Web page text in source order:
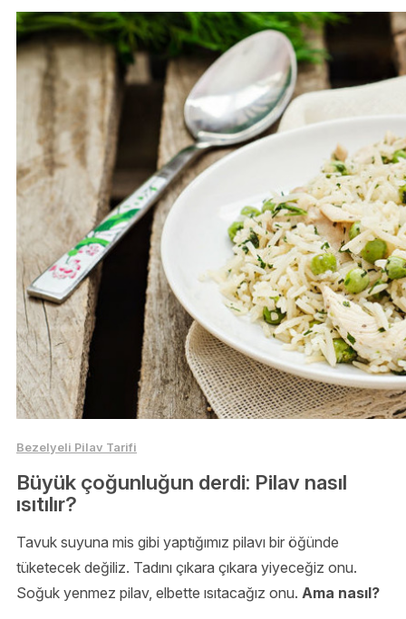
Bezelyeli Pilav Tarifi
Büyük çoğunluğun derdi: Pilav nasıl
ısıtılır?
Tavuk suyuna mis gibi yaptığımız pilavı bir öğünde
tüketecek değiliz. Tadını çıkara çıkara yiyeceğiz onu.
Soğuk yenmez pilav, elbette ısıtacağız onu. Ama nasıl?